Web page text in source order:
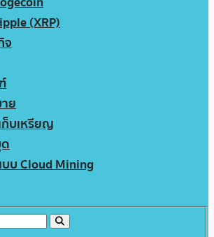
(XRP)
จ
ย
ก็บเหรียญ
บ Cloud Mining